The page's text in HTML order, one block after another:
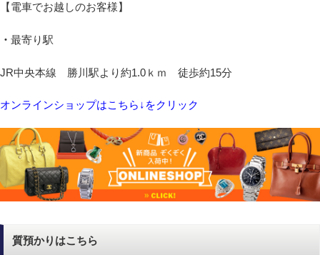
【電車でお越しのお客様】
・ 最寄り駅
JR中央本線 勝川駅より約1.0ｋｍ 徒歩約15分
オンラインショップはこちら↓をクリック
質預かりはこちら